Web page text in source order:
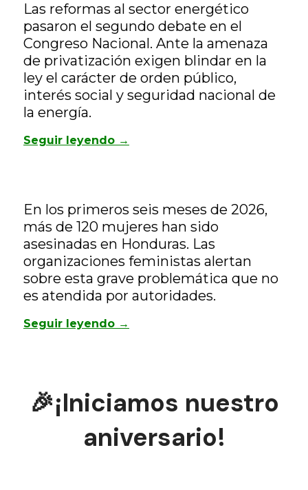
Las reformas al sector energético
pasaron el segundo debate en el
Congreso Nacional. Ante la amenaza
de privatización exigen blindar en la
ley el carácter de orden público,
interés social y seguridad nacional de
la energía.
Seguir leyendo →
En los primeros seis meses de 2026,
más de 120 mujeres han sido
asesinadas en Honduras. Las
organizaciones feministas alertan
sobre esta grave problemática que no
es atendida por autoridades.
Seguir leyendo →
🎉¡Iniciamos nuestro
aniversario!